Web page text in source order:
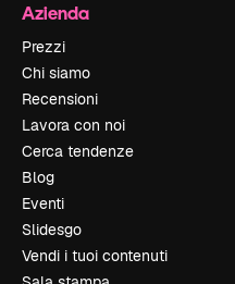
Azienda
Prezzi
Chi siamo
Recensioni
Lavora con noi
Cerca tendenze
Blog
Eventi
Slidesgo
Vendi i tuoi contenuti